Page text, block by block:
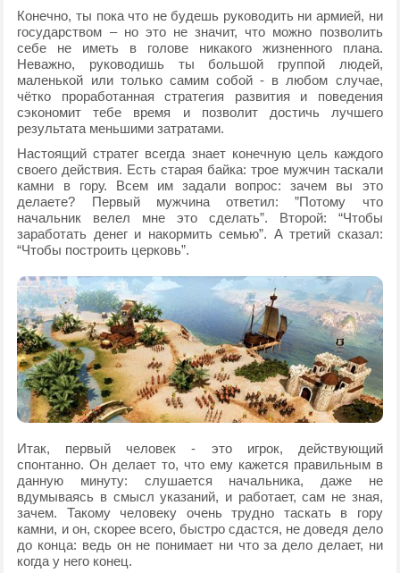
Конечно, ты пока что не будешь руководить ни армией, ни
государством – но это не значит, что можно позволить
себе не иметь в голове никакого жизненного плана.
Неважно, руководишь ты большой группой людей,
маленькой или только самим собой - в любом случае,
чётко проработанная стратегия развития и поведения
сэкономит тебе время и позволит достичь лучшего
результата меньшими затратами.
Настоящий стратег всегда знает конечную цель каждого
своего действия. Есть старая байка: трое мужчин таскали
камни в гору. Всем им задали вопрос: зачем вы это
делаете? Первый мужчина ответил: ”Потому что
начальник велел мне это сделать”. Второй: “Чтобы
заработать денег и накормить семью”. А третий сказал:
“Чтобы построить церковь”.
Итак, первый человек - это игрок, действующий
спонтанно. Он делает то, что ему кажется правильным в
данную минуту: слушается начальника, даже не
вдумываясь в смысл указаний, и работает, сам не зная,
зачем. Такому человеку очень трудно таскать в гору
камни, и он, скорее всего, быстро сдастся, не доведя дело
до конца: ведь он не понимает ни что за дело делает, ни
когда у него конец.